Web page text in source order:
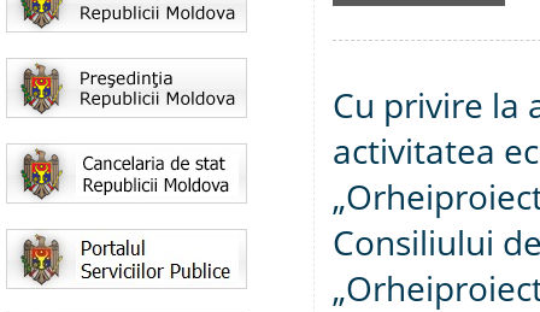
Cu privire la
activitatea
Consiliului